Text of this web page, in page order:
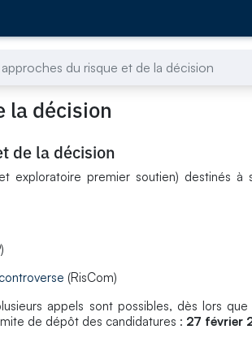
du risque et de la décision
la décision
de la décision
exploratoire premier soutien) destinés à
(RisCom)
appels sont possibles, dès lors
de dépôt des candidatures : 27 février